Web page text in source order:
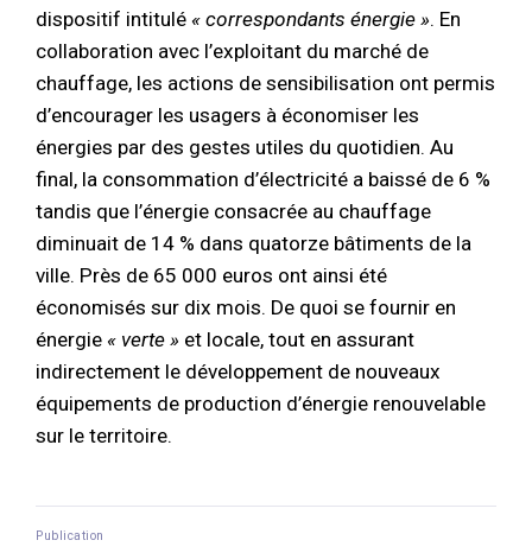
dispositif intitulé « correspondants énergie ». En
collaboration avec l’exploitant du marché de
chauffage, les actions de sensibilisation ont permis
d’encourager les usagers à économiser les
énergies par des gestes utiles du quotidien. Au
final, la consommation d’électricité a baissé de 6 %
tandis que l’énergie consacrée au chauffage
diminuait de 14 % dans quatorze bâtiments de la
ville. Près de 65 000 euros ont ainsi été
économisés sur dix mois. De quoi se fournir en
énergie « verte » et locale, tout en assurant
indirectement le développement de nouveaux
équipements de production d’énergie renouvelable
sur le territoire.
Publication